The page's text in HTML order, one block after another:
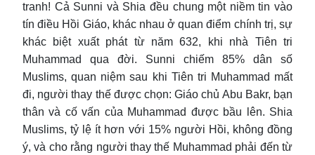
tranh! Cả Sunni và Shia đều chung một niềm tin vào
tín điều Hồi Giáo, khác nhau ở quan điểm chính trị, sự
khác biệt xuất phát từ năm 632, khi nhà Tiên tri
Muhammad qua đời. Sunni chiếm 85% dân số
Muslims, quan niệm sau khi Tiên tri Muhammad mất
đi, người thay thế được chọn: Giáo chủ Abu Bakr, bạn
thân và cố vấn của Muhammad được bầu lên. Shia
Muslims, tỷ lệ ít hơn với 15% người Hồi, không đồng
ý, và cho rằng người thay thế Muhammad phải đến từ